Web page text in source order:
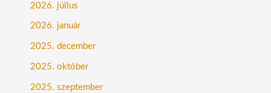
2026. július
2026. január
2025. december
2025. október
2025. szeptember